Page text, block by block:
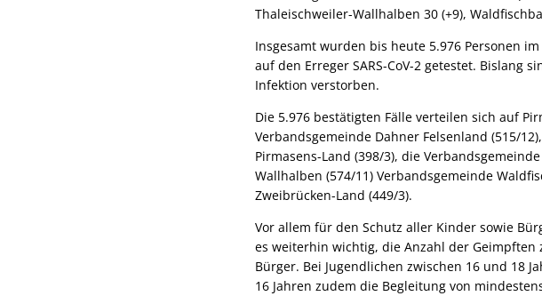
Thaleischweiler-Wallhalben 30 (+9),
Insgesamt wurden bis heute 5.976 Personen
auf den Erreger SARS-CoV-2 getestet. Bislang
Infektion verstorben.
Die 5.976 bestätigten Fälle verteilen sich auf
Verbandsgemeinde Dahner Felsenland (515/
Pirmasens-Land (398/3), die
Wallhalben (574/11) Verbandsgemeinde
Zweibrücken-Land (449/3).
Vor allem für den Schutz aller Kinder sowie
es weiterhin wichtig, die Anzahl der
Bürger. Bei Jugendlichen zwischen 16 und 18
16 Jahren zudem die Begleitung von